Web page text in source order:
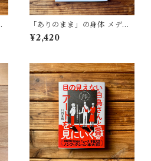
「ありのまま」の身体 メディ
アが描く私の見た目 | 藤嶋 陽
子(著)
¥2,420